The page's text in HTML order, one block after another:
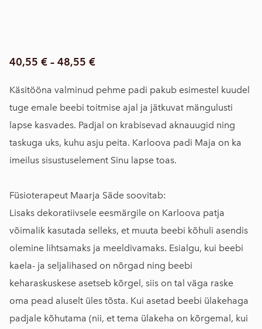
40,55 € – 48,55 €
Käsitööna valminud pehme padi pakub esimestel kuudel
tuge emale beebi toitmise ajal ja jätkuvat mängulusti
lapse kasvades. Padjal on krabisevad aknauugid ning
taskuga uks, kuhu asju peita. Karloova padi Maja on ka
imeilus sisustuselement Sinu lapse toas.
Füsioterapeut Maarja Säde soovitab:
Lisaks dekoratiivsele eesmärgile on Karloova patja
võimalik kasutada selleks, et muuta beebi kõhuli asendis
olemine lihtsamaks ja meeldivamaks. Esialgu, kui beebi
kaela- ja seljalihased on nõrgad ning beebi
keharaskuskese asetseb kõrgel, siis on tal väga raske
oma pead aluselt üles tõsta. Kui asetad beebi ülakehaga
padjale kõhutama (nii, et tema ülakeha on kõrgemal, kui